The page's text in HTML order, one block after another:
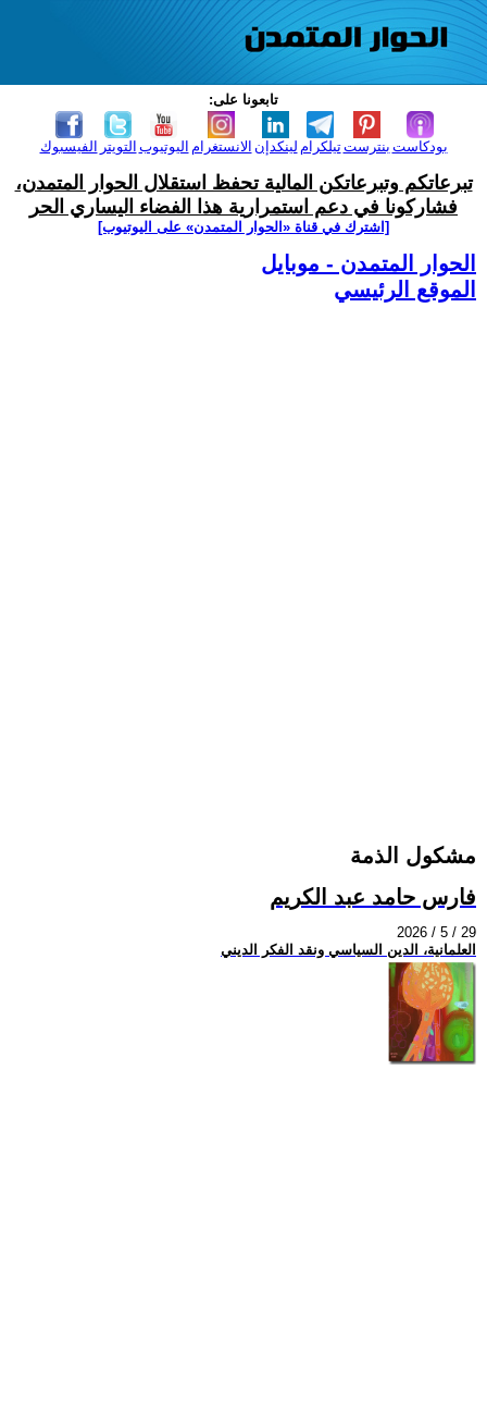
تابعونا على:
الفيسبوك التويتر اليوتيوب الانستغرام لينكدإن تيلكرامبنترست بودكاست
تبرعاتكم وتبرعاتكن المالية تحفظ استقلال الحوار المتمدن،
فشاركونا في دعم استمرارية هذا الفضاء اليساري الحر
[اشترك في قناة ‫«الحوار المتمدن» على اليوتيوب]
الحوار المتمدن - موبايل
الموقع الرئيسي
مشكول الذمة
فارس حامد عبد الكريم
2026 / 5 / 29
العلمانية، الدين السياسي ونقد الفكر الديني